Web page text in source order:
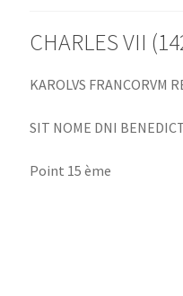
CHARLES VII
KAROLVS FRANCORVM
SIT NOME DNI
Point 15 ème